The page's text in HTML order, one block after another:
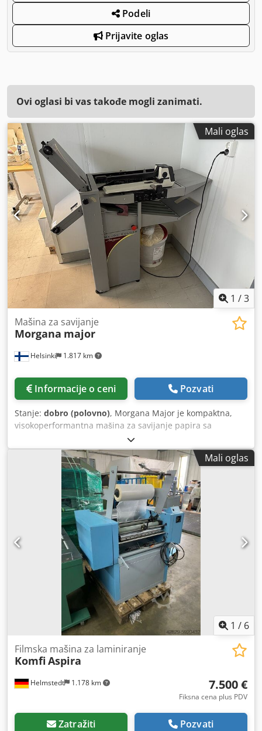
Podeli
Prijavite oglas
Ovi oglasi bi vas takođe mogli zanimati.
Mali oglas
1 /3
Helsinki 1.817 km
Mašina za savijanje
Morgana major
Informacije o ceni Pozvati
Stanje: dobro (polovno), Morgana Major je kompaktna,
visokoperformantna mašina za savijanje papira sa
vakuumskim sistemom za dovod papira, dizajnirana za
digitalne i litografske štamparije. Odlikuje se podesivim
brzinama od 4.500 do 27.500 listova u satu, digitalnim
podešavanjima za precizno savijanje sa tačnošću do 0,1
mm i može da obrađuje papir težine od 45 g/m² do 240
g/m². Tehničke specifikacije: Maksimalna brzina: 27.500
listova u satu (A4) Minimalna brzina: 4.500 listova u satu
Dksdozr E D Ajpfx Agyjr Raspon težine papira: 45 g/m² do
240 g/m² Maksimalna veličina lista: 365 mm širina x 648
mm (ili do 674 mm, u zavisnosti od konfiguracije)
Minimalna veličina lista: 140 mm širina x 160 mm Kontrolni
displej: LED displej sa tačnošću do 0,1 mm za podešavanje
ploče za savijanje.
Mali oglas
1 / 6
Helmstedt 1.178 km
Filmska mašina za laminiranje
KomfiAspira
7.500 €
Fiksna cena plus PDV
Zatražiti Pozvati